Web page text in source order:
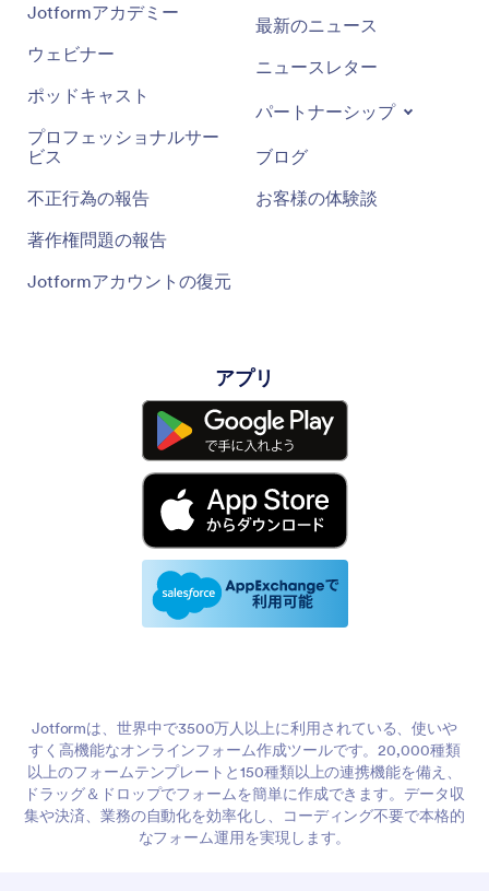
Jotformアカデミー
ウェビナー
ポッドキャスト
プロフェッショナルサー
ビス
不正行為の報告
著作権問題の報告
Jotformアカウントの復元
最新のニュース
ニュースレター
パートナーシップ
ブログ
お客様の体験談
アプリ
Jotformは、世界中で3500万人以上に利用されている、使いや
すく高機能なオンラインフォーム作成ツールです。20,000種類
以上のフォームテンプレートと150種類以上の連携機能を備え、
ドラッグ＆ドロップでフォームを簡単に作成できます。データ収
集や決済、業務の自動化を効率化し、コーディング不要で本格的
なフォーム運用を実現します。